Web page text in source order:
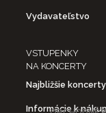
Vydavateľstvo
VSTUPENKY
NA KONCERTY
Najbližšie koncerty
Informácie k